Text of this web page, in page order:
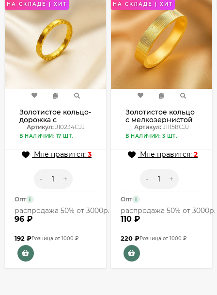
НА СКЛАДЕ | ХИТ
Золотистое кольцо-
дорожка с
эффектом
алмазной грани
Артикул:J10234CJJ
В НАЛИЧИИ: 17 ШТ.
Мне нравится: 3
- +
Опт i
распродажа 50% от 3000р.
96 ₽
192 ₽Розница от 1000 ₽
НА СКЛАДЕ | ХИТ
Золотистое кольцо
с мелкозернистой
сатиновой
текстурой J11158CJJ
Артикул: J11158CJJ
В НАЛИЧИИ: 3 ШТ.
Мне нравится: 2
- +
Опт i
распродажа 50% от 3000р.
110 ₽
220 ₽Розница от 1000 ₽